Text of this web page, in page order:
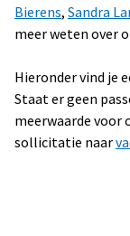
Bierens, Sandra
meer weten over
Hieronder vind je
Staat er geen
meerwaarde voor
sollicitatie naar